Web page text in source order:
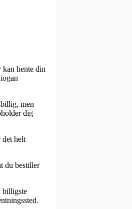
hente din
men
dig
det helt
du bestiller
billigste